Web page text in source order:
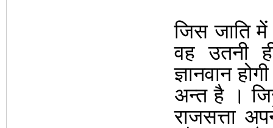
जिस जाति में
वह उतनी
ज्ञानवान
अन्त है
।
राजसत्ता